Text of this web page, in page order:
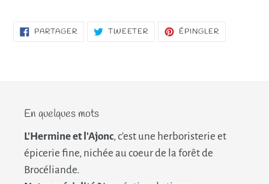
PARTAGERPARTAGER
SUR
TWEETER TWEETERÉPINGLER
En quelques mots
L'Hermine et l'Ajonc, c'est une herboristerie et
épicerie fine, nichée au coeur de la forêt de
Brocéliande.